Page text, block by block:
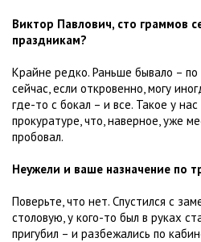
Виктор Павлович, сто граммов
праздникам?
Крайне редко. Раньше бывало –
сейчас, если откровенно, могу
где-то с бокал – и все. Такое у
прокуратуре, что, наверное, уже
пробовал.
Неужели и ваше назначение по
Поверьте, что нет. Спустился с
столовую, у кого-то был в руках
пригубил – и разбежались по